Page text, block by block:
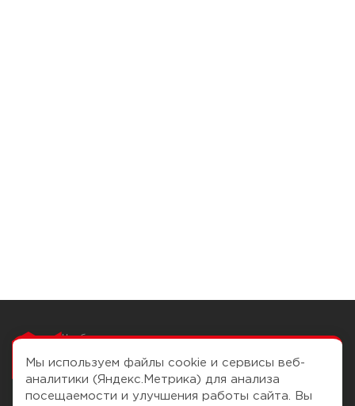
Чтобы вам легко
Мы используем файлы cookie и сервисы веб-
аналитики (Яндекс.Метрика) для анализа
посещаемости и улучшения работы сайта. Вы